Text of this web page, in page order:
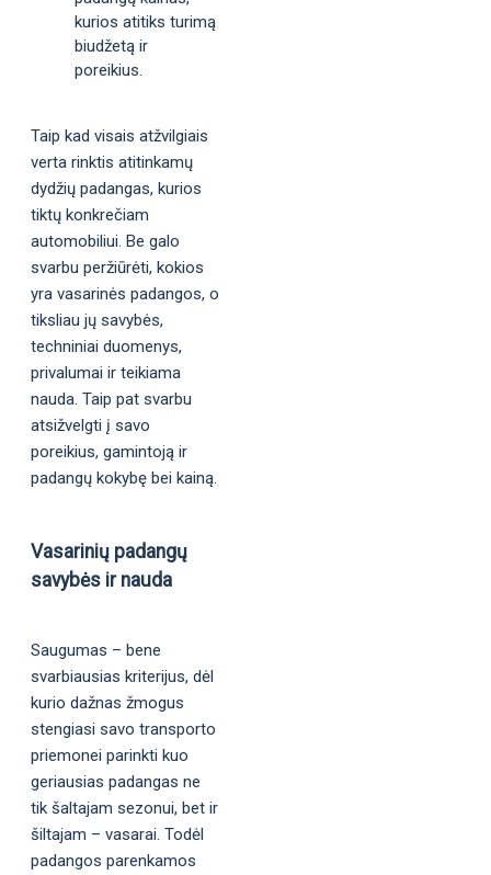
kurios atitiks turimą
biudžetą ir
poreikius.
Taip kad visais atžvilgiais
verta rinktis atitinkamų
dydžių padangas, kurios
tiktų konkrečiam
automobiliui. Be galo
svarbu peržiūrėti, kokios
yra vasarinės padangos, o
tiksliau jų savybės,
techniniai duomenys,
privalumai ir teikiama
nauda. Taip pat svarbu
atsižvelgti į savo
poreikius, gamintoją ir
padangų kokybę bei kainą.
Vasarinių padangų
savybės ir nauda
Saugumas – bene
svarbiausias kriterijus, dėl
kurio dažnas žmogus
stengiasi savo transporto
priemonei parinkti kuo
geriausias padangas ne
tik šaltajam sezonui, bet ir
šiltajam – vasarai. Todėl
padangos parenkamos